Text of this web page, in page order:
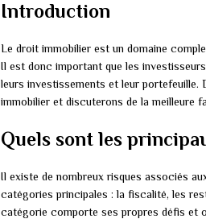
Introduction
Le droit immobilier est un domaine
Il est donc important que les
leurs investissements et leur portefeuille.
immobilier et discuterons de la meilleure
Quels sont les
Il existe de nombreux risques associés
catégories principales : la fiscalité, les
catégorie comporte ses propres défis et